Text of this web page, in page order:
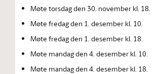
Møte torsdag den 30. november kl. 18.
Møte fredag den 1. desember kl. 10.
Møte fredag den 1. desember kl. 18.
Møte mandag den 4. desember kl. 10.
Møte mandag den 4. desember kl. 18.